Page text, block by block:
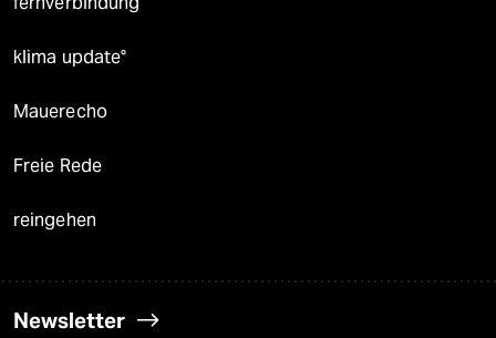
klima update°
Mauerecho
Freie Rede
reingehen
Newsletter